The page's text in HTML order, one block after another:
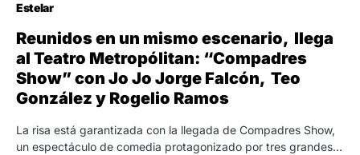
Estelar
Reunidos en un mismo escenario, llega
al Teatro Metropólitan: “Compadres
Show” con Jo Jo Jorge Falcón, Teo
González y Rogelio Ramos
La risa está garantizada con la llegada de Compadres Show,
un espectáculo de comedia protagonizado por tres grandes…